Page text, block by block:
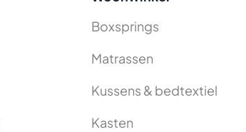
Boxsprings
Matrassen
Kussens & bedtextiel
Kasten